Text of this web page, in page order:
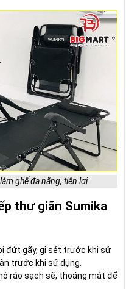
ghế đa năng, tiện lợi
thư giãn Sumika
đứt gãy, gỉ sét trước khi sử
trước khi sử dụng.
ráo sạch sẽ, thoáng mát để